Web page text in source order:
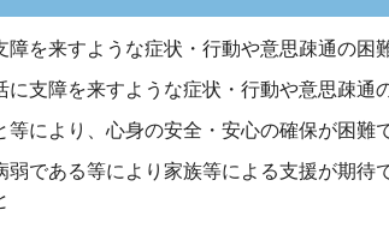
を来すような症状・行動や意思疎通の困
支障を来すような症状・行動や意思疎通
により、心身の安全・安心の確保が困難
である等により家族等による支援が期待